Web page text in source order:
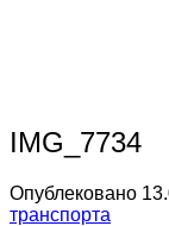
IMG_7734
Опублековано
транспорта